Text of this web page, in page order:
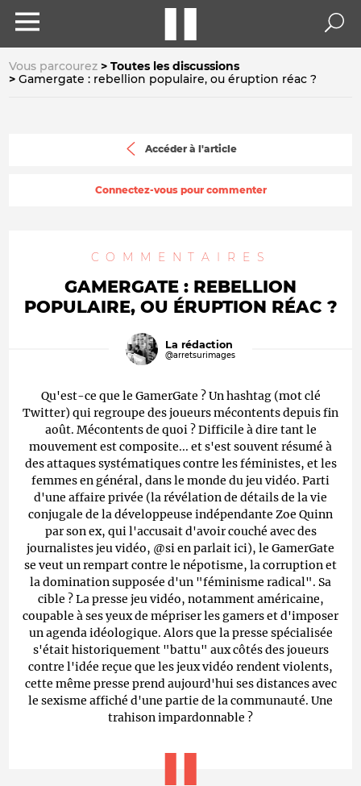
Vous parcourez
Toutes les discussions
Gamergate : rebellion populaire, ou éruption réac ?
Accéder à l'article
Connectez-vous pour commenter
COMMENTAIRES
GAMERGATE : REBELLION
POPULAIRE, OU ÉRUPTION RÉAC ?
La rédaction
@arretsurimages
Qu'est-ce que le GamerGate ? Un hashtag (mot clé
Twitter) qui regroupe des joueurs mécontents depuis fin
août. Mécontents de quoi ? Difficile à dire tant le
mouvement est composite... et s'est souvent résumé à
des attaques systématiques contre les féministes, et les
femmes en général, dans le monde du jeu vidéo. Parti
d'une affaire privée (la révélation de détails de la vie
conjugale de la développeuse indépendante Zoe Quinn
par son ex, qui l'accusait d'avoir couché avec des
journalistes jeu vidéo, @si en parlait ici), le GamerGate
se veut un rempart contre le népotisme, la corruption et
la domination supposée d'un "féminisme radical". Sa
cible ? La presse jeu vidéo, notamment américaine,
coupable à ses yeux de mépriser les gamers et d'imposer
un agenda idéologique. Alors que la presse spécialisée
s'était historiquement "battu" aux côtés des joueurs
contre l'idée reçue que les jeux vidéo rendent violents,
cette même presse prend aujourd'hui ses distances avec
le sexisme affiché d'une partie de la communauté. Une
trahison impardonnable ?